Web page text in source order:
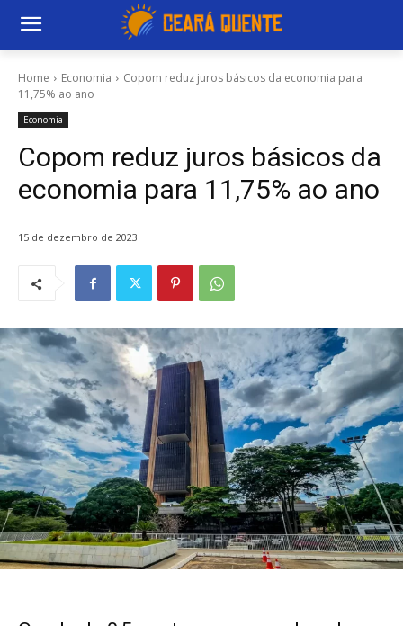
Home Economia
Copom reduz juros básicos da economia para
11,75% ao ano
Economia
Copom reduz juros básicos da
economia para 11,75% ao ano
15 de dezembro de 2023